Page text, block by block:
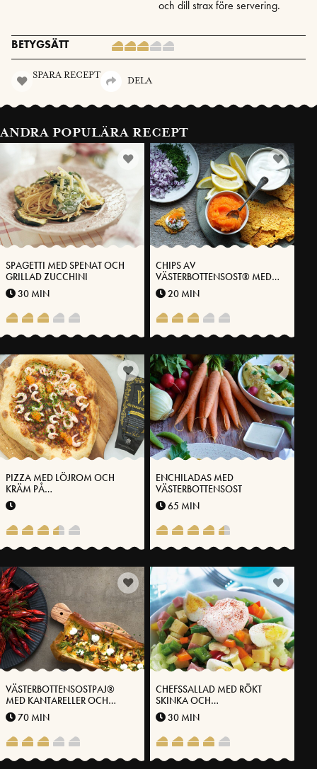
och dill strax före servering.
BETYGSÄTT
SPARA RECEPT
DELA
ANDRA POPULÄRA RECEPT
SPAGETTI MED SPENAT OCH
GRILLAD ZUCCHINI
30 MIN
CHIPS AV
VÄSTERBOTTENSOST® MED
LÖJROM, LÖK, DILL OCH
GRÄDDFIL
20 MIN
PIZZA MED LÖJROM OCH
KRÄM PÅ
VÄSTERBOTTENSOST®
ENCHILADAS MED
VÄSTERBOTTENSOST
65 MIN
VÄSTERBOTTENSOSTPAJ®
MED KANTARELLER OCH
LÖJROM
70 MIN
CHEFSSALLAD MED RÖKT
SKINKA OCH
VÄSTERBOTTENSOST
30 MIN